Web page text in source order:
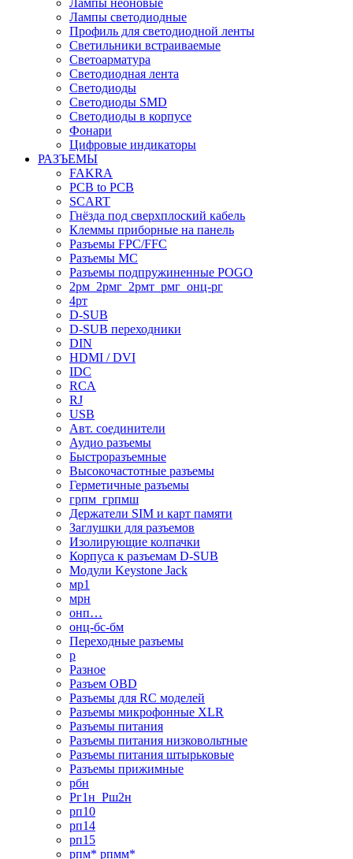
Лампы светодиодные
Профиль для светодиодной ленты
Светильники встраиваемые
Светоарматура
Светодиодная лента
Светодиоды
Светодиоды SMD
Светодиоды в корпусе
Фонари
Цифровые индикаторы
РАЗЪЕМЫ
FAKRA
PCB to PCB
SCART
Гнёзда под сверхплоский кабель
Клеммы приборные на панель
Разъемы FPC/FFC
Разъемы MC
Разъемы подпружиненные POGO
2рм_2рмг_2рмт_рмг_онц-рг
4рт
D-SUB
D-SUB переходники
DIN
HDMI / DVI
IDC
RCA
RJ
USB
Авт. соединители
Аудио разъемы
Быстроразъемные
Высокочастотные разъемы
Герметичные разъемы
грпм_грпмш
Держатели SIM и карт памяти
Заглушки для разъемов
Изолирующие колпачки
Корпуса к разъемам D-SUB
Модули Keystone Jack
мр1
мрн
онп…
онц-бс-бм
Переходные разъемы
р
Разное
Разъем OBD
Разъемы для RC моделей
Разъемы микрофонные XLR
Разъемы питания
Разъемы питания низковольтные
Разъемы питания штырьковые
Разъемы прижимные
рбн
Рг1н_Рш2н
рп10
рп14
рп15
рпм* рпмм*